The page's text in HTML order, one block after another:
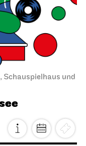
Schauspielhaus und